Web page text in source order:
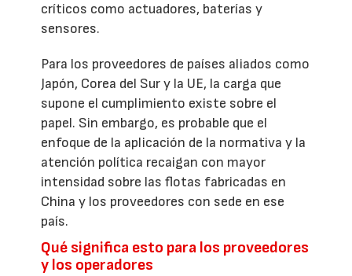
críticos como actuadores, baterías y
sensores.
Para los proveedores de países aliados como
Japón, Corea del Sur y la UE, la carga que
supone el cumplimiento existe sobre el
papel. Sin embargo, es probable que el
enfoque de la aplicación de la normativa y la
atención política recaigan con mayor
intensidad sobre las flotas fabricadas en
China y los proveedores con sede en ese
país.
Qué significa esto para los proveedores
y los operadores